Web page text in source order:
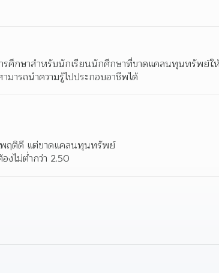
ศึกษาสำหรับนักเรียนนักศึกษาที่ขาดแคลนทุนทรัพย์ให้
มารถนำความรู้ไปประกอบอาชีพได้
ฤติดี แต่ขาดแคลนทุนทรัพย์
งไม่ต่ำกว่า 2.50